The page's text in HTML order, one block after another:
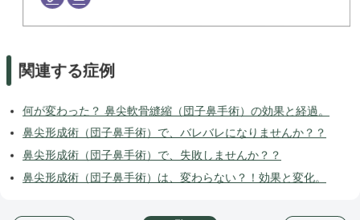
関連する症例
何が変わった？ 鼻尖軟骨縫縮（団子鼻手術）の効果と経過。
鼻尖形成術（団子鼻手術）で、バレバレになりませんか？？
鼻尖形成術（団子鼻手術）で、失敗しませんか？？
鼻尖形成術（団子鼻手術）は、変わらない？！効果と変化。